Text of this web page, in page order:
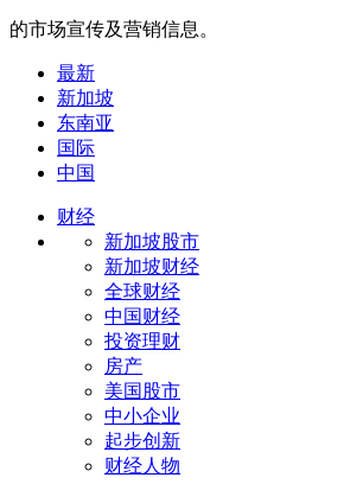
的市场宣传及营销信息。
最新
新加坡
东南亚
国际
中国
财经
新加坡股市
新加坡财经
全球财经
中国财经
投资理财
房产
美国股市
中小企业
起步创新
财经人物